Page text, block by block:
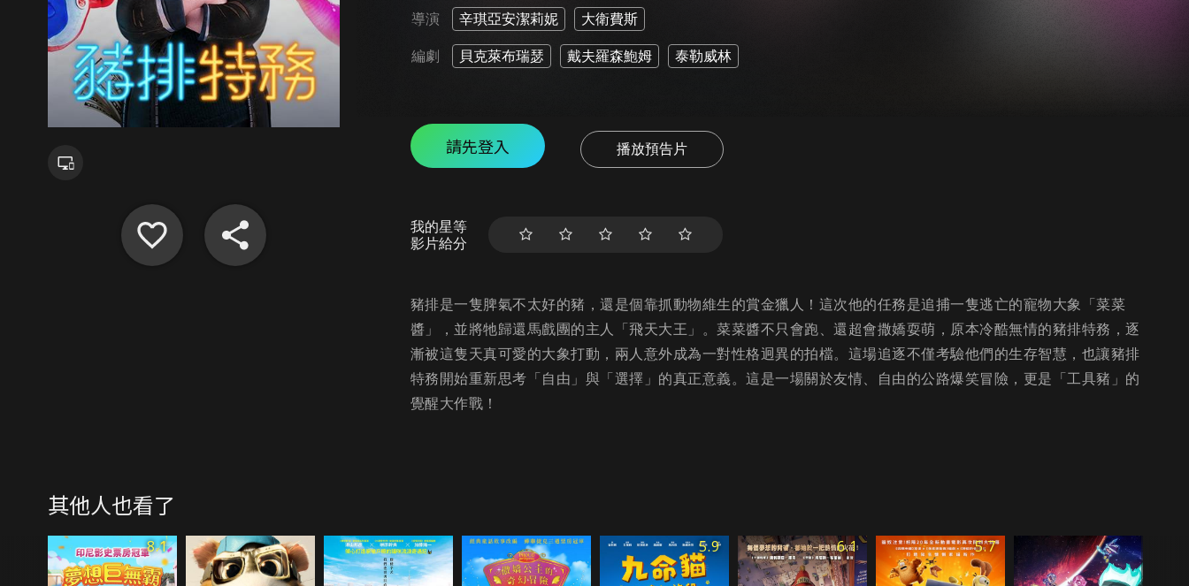
導演 辛琪亞安潔莉妮 大衛費斯
編劇 貝克萊布瑞瑟 戴夫羅森鮑姆 泰勒威林
請先登入 播放預告片
我的星等
影片給分
豬排是一隻脾氣不太好的豬，還是個靠抓動物維生的賞金獵人！這次他的任務是追捕一隻逃亡的寵物大象「菜菜
醬」，並將牠歸還馬戲團的主人「飛天大王」。菜菜醬不只會跑、還超會撒嬌耍萌，原本冷酷無情的豬排特務，逐
漸被這隻天真可愛的大象打動，兩人意外成為一對性格迥異的拍檔。這場追逐不僅考驗他們的生存智慧，也讓豬排
特務開始重新思考「自由」與「選擇」的真正意義。這是一場關於友情、自由的公路爆笑冒險，更是「工具豬」的
覺醒大作戰！
其他人也看了
8.1 5.9 6.1 5.7